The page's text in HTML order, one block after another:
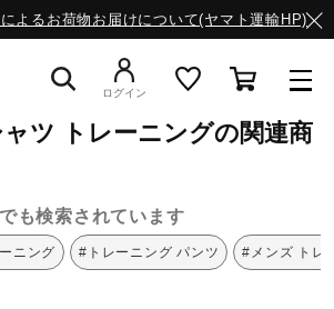
よるお荷物お届けについて(ヤマト運輸HP)
イルウエア
ログイン
トレーニング
ツ トレーニングの関連商
も検索されています
ニング #トレーニング パンツ #メンズ トレ